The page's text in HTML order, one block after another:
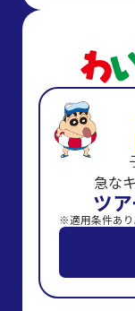
急な
ツ
適用条件あ